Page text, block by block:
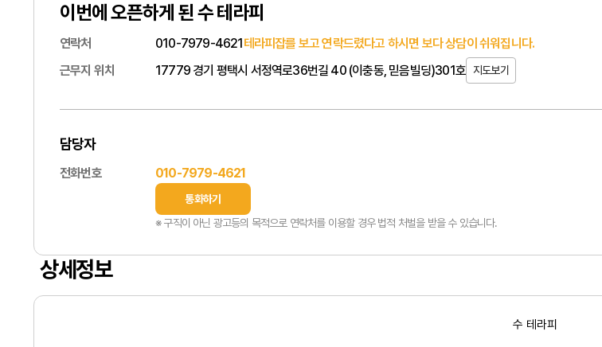
이번에 오픈하게 된 수 테라피
연락처 010-7979-4621테라피잡를 보고 연락드렸다고 하시면 보다 상담이 쉬워집니다.
근무지 위치
17779 경기 평택시 서정역로36번길 40 (이충동, 믿음빌딩)301호 지도보기
담당자
전화번호 010-7979-4621
통화하기
※ 구직이 아닌 광고등의 목적으로 연락처를 이용할 경우 법적 처벌을 받을 수 있습니다.
상세정보
수 테라피